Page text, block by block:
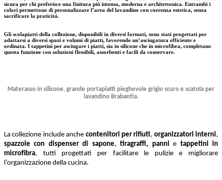
sicura per chi preferisce una finitura più intensa, moderna e architettonica. Entrambi i
colori permettono di personalizzare l’area del lavandino con coerenza estetica, senza
sacrificare la praticità.
Gli scolapiatti della collezione, disponibili in diversi formati, sono stati progettati per
adattarsi a diversi spazi e volumi di piatti, favorendo un’asciugatura efficiente e
ordinata. I tappetini per asciugare i piatti, sia in silicone che in microfibra, completano
questa funzione con soluzioni flessibili, assorbenti e facili da conservare.
Materasso in silicone, grande portapiatti pieghevole grigio scuro e scatola per
lavandino Brabantia.
La collezione include anche contenitori per rifiuti, organizzatori interni,
spazzole con dispenser di sapone,tiragraffi, panni e tappetini in
microfibra, tutti progettati per facilitare le pulizie e migliorare
l’organizzazione della cucina.